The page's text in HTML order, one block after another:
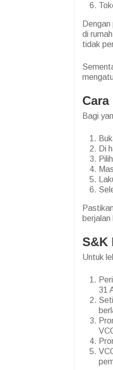
di
tidak
Bagi
Di
berjalan
S&K
Untuk
31